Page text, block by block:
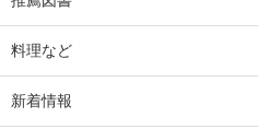
料理など
新着情報